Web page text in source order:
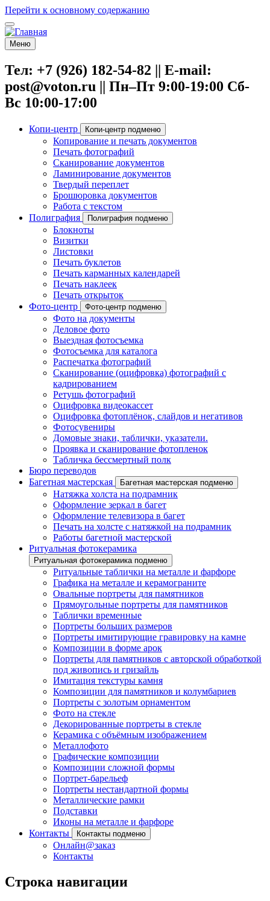
Перейти к основному содержанию
Меню
Тел: +7 (926) 182-54-82 || E-mail:
post@voton.ru || Пн–Пт 9:00-19:00 Сб-
Вс 10:00-17:00
Копи-центр Копи-центр подменю
Копирование и печать документов
Печать фотографий
Сканирование документов
Ламинирование документов
Твердый переплет
Брошюровка документов
Работа с текстом
Полиграфия
Полиграфия подменю
Блокноты
Визитки
Листовки
Печать буклетов
Печать карманных календарей
Печать наклеек
Печать открыток
Фото-центр
Фото-центр подменю
Фото на документы
Деловое фото
Выездная фотосъемка
Фотосъемка для каталога
Распечатка фотографий
Сканирование (оцифровка) фотографий с
кадрированием
Ретушь фотографий
Оцифровка видеокассет
Оцифровка фотоплёнок, слайдов и негативов
Фотосувениры
Домовые знаки, таблички, указатели.
Проявка и сканирование фотопленок
Табличка бессмертный полк
Бюро переводов
Багетная мастерская
Багетная мастерская подменю
Натяжка холста на подрамник
Оформление зеркал в багет
Оформление телевизора в багет
Печать на холсте с натяжкой на подрамник
Работы багетной мастерской
Ритуальная фотокерамика
Ритуальная фотокерамика подменю
Ритуальные таблички на металле и фарфоре
Графика на металле и керамограните
Овальные портреты для памятников
Прямоугольные портреты для памятников
Таблички временные
Портреты больших размеров
Портреты имитирующие гравировку на камне
Композиции в форме арок
Портреты для памятников с авторской обработкой
под живопись и гризайль
Имитация текстуры камня
Композиции для памятников и колумбариев
Портреты с золотым орнаментом
Фото на стекле
Декорированные портреты в стекле
Керамика с объёмным изображением
Металлофото
Графические композиции
Композиции сложной формы
Портрет-барельеф
Портреты нестандартной формы
Металлические рамки
Подставки
Иконы на металле и фарфоре
Контакты
Контакты подменю
Онлайн@заказ
Контакты
Строка навигации